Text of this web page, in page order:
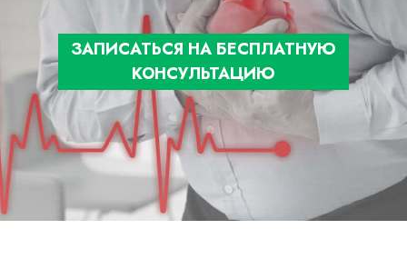
ЗАПИСАТЬСЯ НА БЕСПЛАТНУЮ
КОНСУЛЬТАЦИЮ